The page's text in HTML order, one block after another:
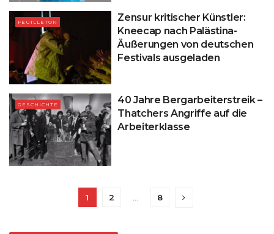
FEUILLETON
Zensur kritischer Künstler:
Kneecap nach Palästina-
Äußerungen von deutschen
Festivals ausgeladen
GESCHICHTE
40 Jahre Bergarbeiterstreik –
Thatchers Angriffe auf die
Arbeiterklasse
1 2 … 8